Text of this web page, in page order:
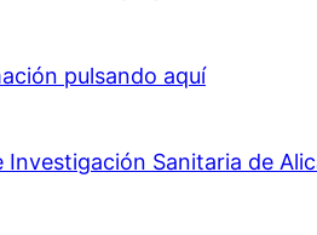
pulsando aquí
Sanitaria de